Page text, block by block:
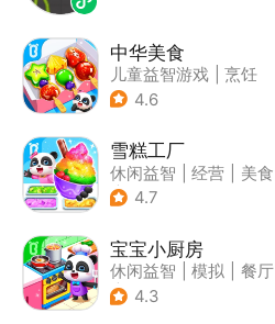
中华美食
儿童益智游戏
烹饪
4.6
雪糕工厂
休闲益智 经营
美食
| 宝宝巴士
4.7
宝宝小厨房
休闲益智 模拟
餐厅
| 宝宝巴士
4.3